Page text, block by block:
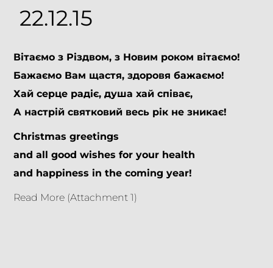
22.12.15
Вітаємо з Різдвом, з Новим роком вітаємо!
Бажаємо Вам щастя, здоровя бажаємо!
Хай серце радіє, душа хай співає,
А настрій святковий весь рік не зникає!
Christmas greetings
and all good wishes for your health
and happiness in the coming year!
Read More (Attachment 1)